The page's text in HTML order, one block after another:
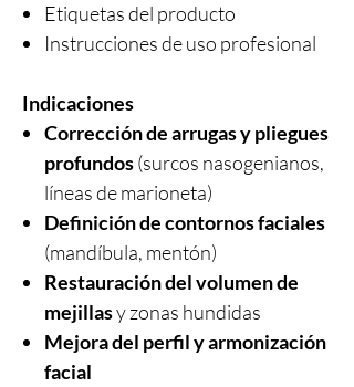
Etiquetas del producto
Instrucciones de uso profesional
Indicaciones
Corrección de arrugas y pliegues
profundos(surcos nasogenianos,
líneas de marioneta)
Definición de contornos faciales
(mandíbula, mentón)
Restauración del volumen de
mejillasy zonas hundidas
Mejora del perfil y armonización
facial